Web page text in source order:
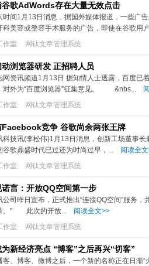
谷歌AdWords存在大量无效点击
1月13日消息，据国外媒体报道，一些广告
科美容或整容手术服务的广告，即使在谷歌用
作室 网钛文章管理系统
浏览器研发 正招聘人员
讯频道1月13日 据知情人士透露，百度已
对外为“百度浏览器”征集意见。 &nbs...
作室 网钛文章管理系统
Facebook竞争 谷歌尚余两张王牌
讯(李松伟)1月13日消息，创新工场董事长
谷歌鼎盛时代已过还为时尚过早，...
阅读全
作室 网钛文章管理系统
言：开放QQ空间第一步
昨日宣布，正式推出“连接QQ空间”服务，
。” 此次的开放...
阅读全文>>
作室 网钛文章管理系统
新经济亮点 “博客”之后再兴“切客”
博客、微博之后，一个新的名称正在日渐“